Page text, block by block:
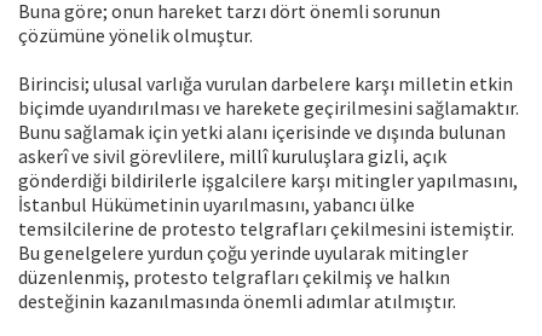
Buna göre; onun hareket tarzı dört önemli sorunun
çözümüne yönelik olmuştur.
Birincisi; ulusal varlığa vurulan darbelere karşı milletin etkin
biçimde uyandırılması ve harekete geçirilmesini sağlamaktır.
Bunu sağlamak için yetki alanı içerisinde ve dışında bulunan
askerî ve sivil görevlilere, millî kuruluşlara gizli, açık
gönderdiği bildirilerle işgalcilere karşı mitingler yapılmasını,
İstanbul Hükümetinin uyarılmasını, yabancı ülke
temsilcilerine de protesto telgrafları çekilmesini istemiştir.
Bu genelgelere yurdun çoğu yerinde uyularak mitingler
düzenlenmiş, protesto telgrafları çekilmiş ve halkın
desteğinin kazanılmasında önemli adımlar atılmıştır.